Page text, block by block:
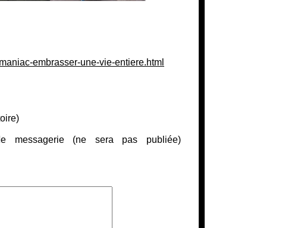
embrasser-une-vie-entiere.html
messagerie (ne sera pas publiée)